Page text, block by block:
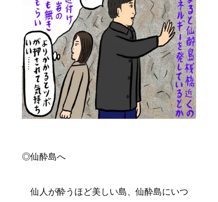
◎仙酔島へ
仙人が酔うほど美しい島、仙酔島にいつ